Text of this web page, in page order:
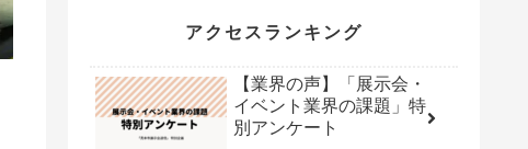
アクセスランキング
【業界の声】「展示会・
イベント業界の課題」特
別アンケート